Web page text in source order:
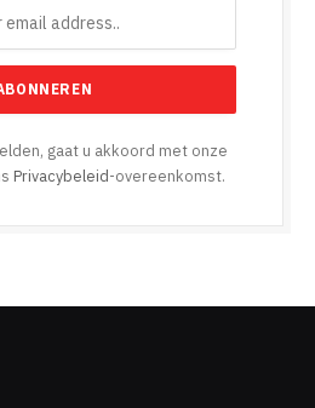
gaat u akkoord met onze
Privacybeleid-overeenkomst.